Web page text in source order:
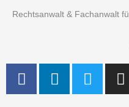
Rechtsanwalt & Fachanwalt
F
a
L
i
T
w
I
n